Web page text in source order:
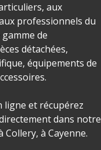
aux
professionnels du
de
détachées,
équipements de
ligne et récupérez
dans notre
Collery, à Cayenne.